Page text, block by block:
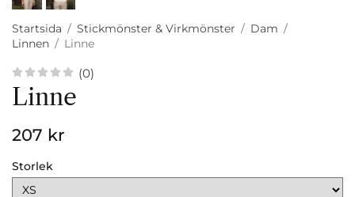
Startsida / Stickmönster & Virkmönster / Dam /
Linnen / Linne
(0)
Linne
207 kr
Storlek